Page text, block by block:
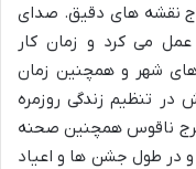
نقشه های دقیق. صدای
می کرد و زمان کار
شهر و همچنین زمان
در تنظیم زندگی روزمره
برج ناقوس همچنین صحنه
و در طول جشن ها و اعیاد